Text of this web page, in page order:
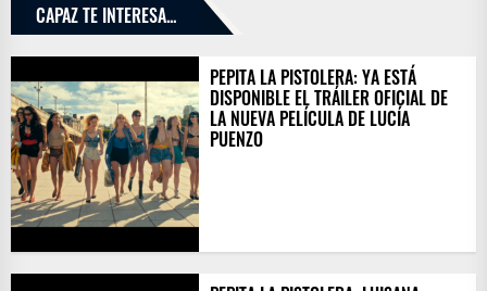
CAPAZ TE INTERESA...
PEPITA LA PISTOLERA: YA ESTÁ
DISPONIBLE EL TRÁILER OFICIAL DE
LA NUEVA PELÍCULA DE LUCÍA
PUENZO